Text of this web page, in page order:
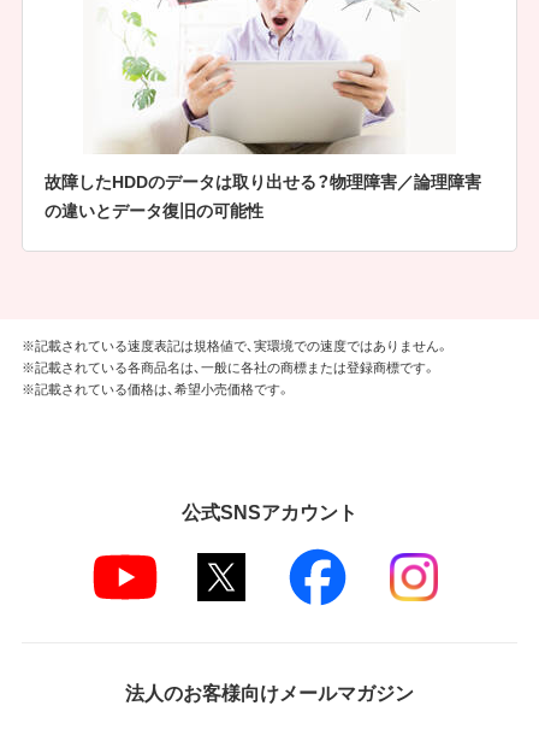
故障したHDDのデータは取り出せる？物理障害／論理障害
の違いとデータ復旧の可能性
※記載されている速度表記は規格値で、実環境での速度ではありません。
※記載されている各商品名は、一般に各社の商標または登録商標です。
※記載されている価格は、希望小売価格です。
公式SNSアカウント
法人のお客様向けメールマガジン